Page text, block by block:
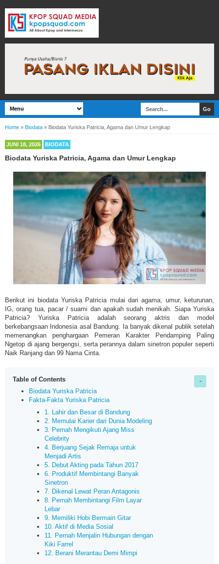
Home » Biodata » Biodata Yuriska Patricia, Agama dan Umur Lengkap
JUNI 18, 2026 BIODATA
Biodata Yuriska Patricia, Agama dan Umur Lengkap
Berikut ini biodata Yuriska Patricia mulai dari agama, umur, keturunan,
IG, orang tua, pacar / suami dan apakah sudah menikah. Siapa Yuriska
Patricia? Yuriska Patricia adalahseorang aktris dan model
berkebangsaan Indonesia asal Bandung. Ia banyak dikenal publik setelah
memenangkan penghargaan Pemeran Karakter Pendamping Paling
Ngetop di ajang bergengsi, serta perannya dalam sinetron populer seperti
Naik Ranjang dan 99 Nama Cinta.
Table of Contents
Biodata Yuriska Patricia
Fakta-Fakta Yuriska Patricia
1. Lahir dan Besar di Bandung
2. Memulai Karier dari Dunia Modeling
3. Pernah Mengikuti Ajang Miss
Celebrity
4. Berjuang Sejak Remaja untuk
Menjadi Artis
5. Debut Akting pada Tahun 2017
6. Produktif Membintangi Banyak
Sinetron
7. Dikenal Lewat Peran Antagonis
8. Pernah Membintangi Film Layar
Lebar
9. Memiliki Hobi Bermain Gitar
10. Aktif di Media Sosial
11. Pernah Menjalin Hubungan dengan
Kiki Farrel
12. Berani Merantau Demi Mimpi